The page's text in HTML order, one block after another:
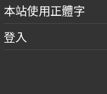
本站使用正體字
登入